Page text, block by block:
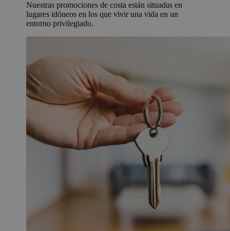
Nuestras promociones de costa están situadas en
lugares idóneos en los que vivir una vida en un
entorno privilegiado.